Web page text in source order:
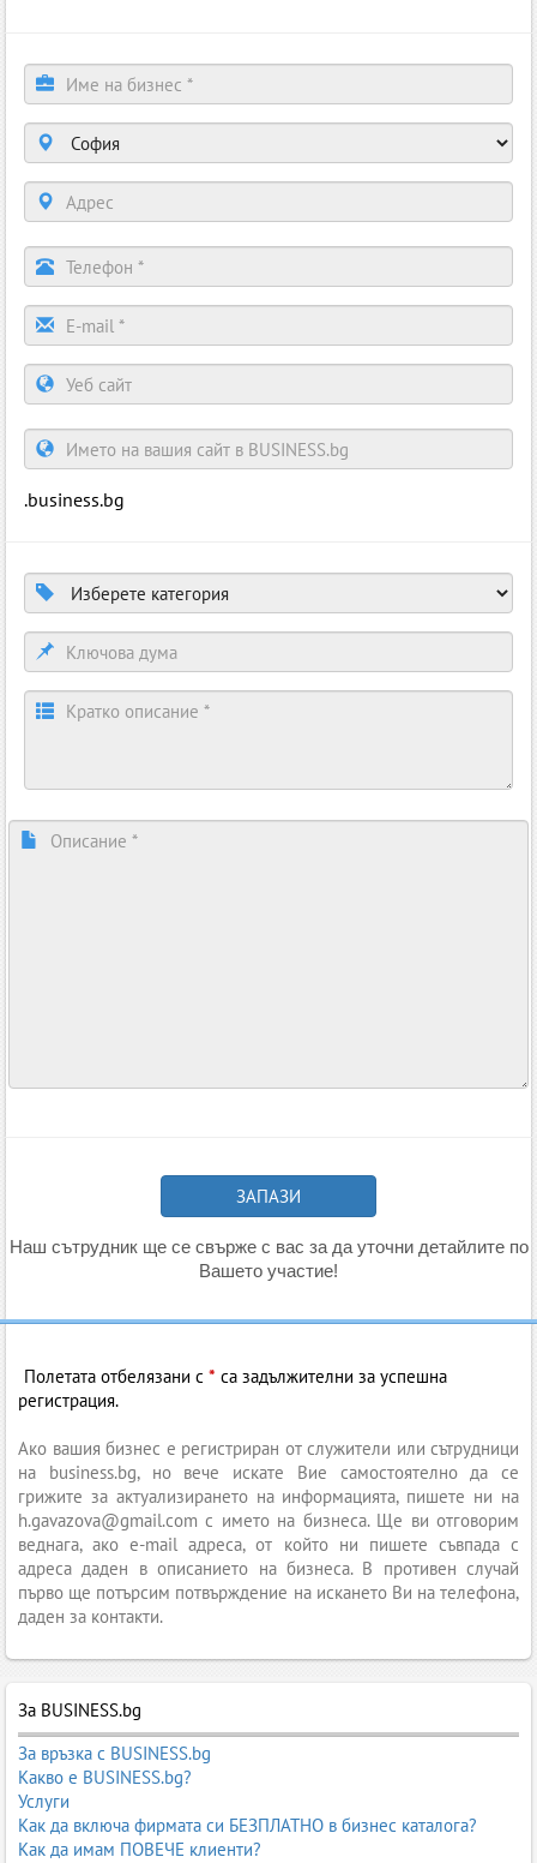
.business.bg
Наш сътрудник ще се свърже с вас за да уточни детайлите по
Вашето участие!
Полетата отбелязани с * са задължителни за успешна
регистрация.
Ако вашия бизнес е регистриран от служители или сътрудници
на business.bg, но вече искате Вие самостоятелно да се
грижите за актуализирането на информацията, пишете ни на
h.gavazova@gmail.com с името на бизнеса. Ще ви отговорим
веднага, ако e-mail адреса, от който ни пишете съвпада с
адреса даден в описанието на бизнеса. В противен случай
първо ще потърсим потвърждение на искането Ви на телефона,
даден за контакти.
За BUSINESS.bg
За връзка с BUSINESS.bg
Какво е BUSINESS.bg?
Услуги
Как да включа фирмата си БЕЗПЛАТНО в бизнес каталога?
Как да имам ПОВЕЧЕ клиенти?